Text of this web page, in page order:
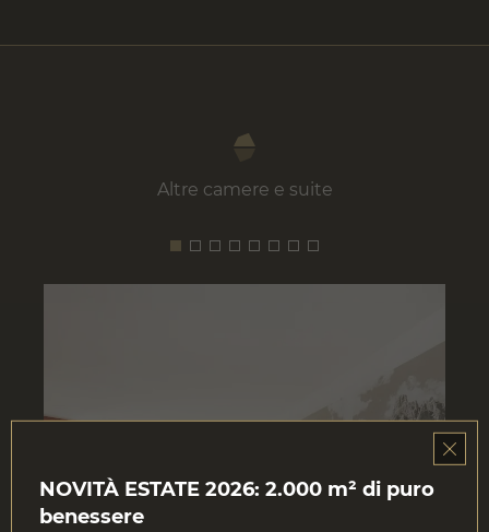
Altre camere e suite
NOVITÀ ESTATE 2026: 2.000 m² di puro
benessere